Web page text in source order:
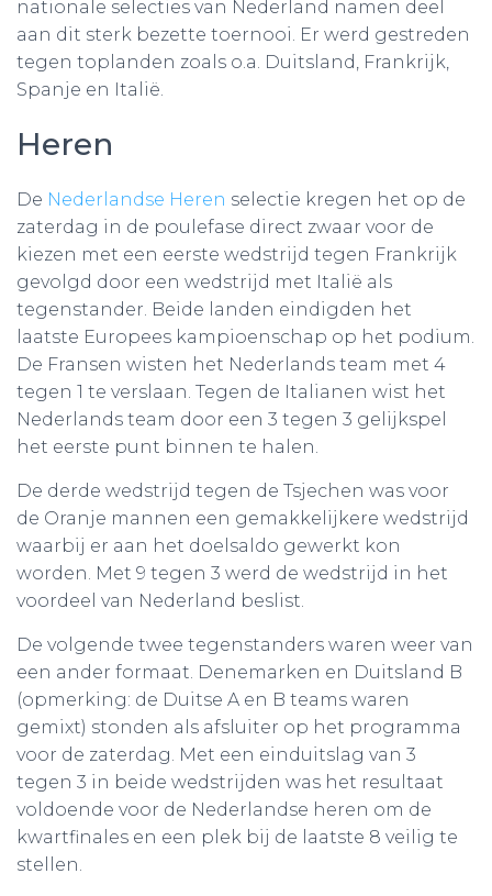
nationale selecties van Nederland namen deel
aan dit sterk bezette toernooi. Er werd gestreden
tegen toplanden zoals o.a. Duitsland, Frankrijk,
Spanje en Italië.
Heren
De Nederlandse Heren selectie kregen het op de
zaterdag in de poulefase direct zwaar voor de
kiezen met een eerste wedstrijd tegen Frankrijk
gevolgd door een wedstrijd met Italië als
tegenstander. Beide landen eindigden het
laatste Europees kampioenschap op het podium.
De Fransen wisten het Nederlands team met 4
tegen 1 te verslaan. Tegen de Italianen wist het
Nederlands team door een 3 tegen 3 gelijkspel
het eerste punt binnen te halen.
De derde wedstrijd tegen de Tsjechen was voor
de Oranje mannen een gemakkelijkere wedstrijd
waarbij er aan het doelsaldo gewerkt kon
worden. Met 9 tegen 3 werd de wedstrijd in het
voordeel van Nederland beslist.
De volgende twee tegenstanders waren weer van
een ander formaat. Denemarken en Duitsland B
(opmerking: de Duitse A en B teams waren
gemixt) stonden als afsluiter op het programma
voor de zaterdag. Met een einduitslag van 3
tegen 3 in beide wedstrijden was het resultaat
voldoende voor de Nederlandse heren om de
kwartfinales en een plek bij de laatste 8 veilig te
stellen.